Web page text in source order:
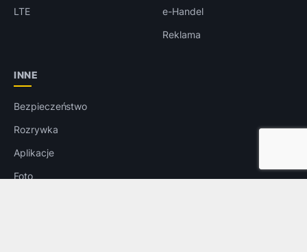
LTE
e-Handel
Reklama
INNE
Bezpieczeństwo
Rozrywka
Aplikacje
Foto